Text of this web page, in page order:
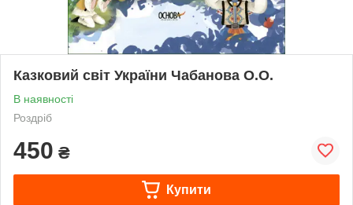
Казковий світ України Чабанова О.О.
В наявності
Роздріб
450 ₴
Купити